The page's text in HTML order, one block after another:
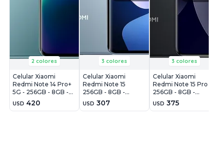
2 colores
Celular Xiaomi
Redmi Note 14 Pro+
5G - 256GB - 8GB -
200MP - Azul
Escarcha
USD 420
3 colores
Celular Xiaomi
Redmi Note 15
256GB - 8GB -
108MP - Azul Glaciar
USD 307
3 colores
Celular Xiaomi
Redmi Note 15 Pro
256GB - 8GB -
200MP - Negro
USD 375